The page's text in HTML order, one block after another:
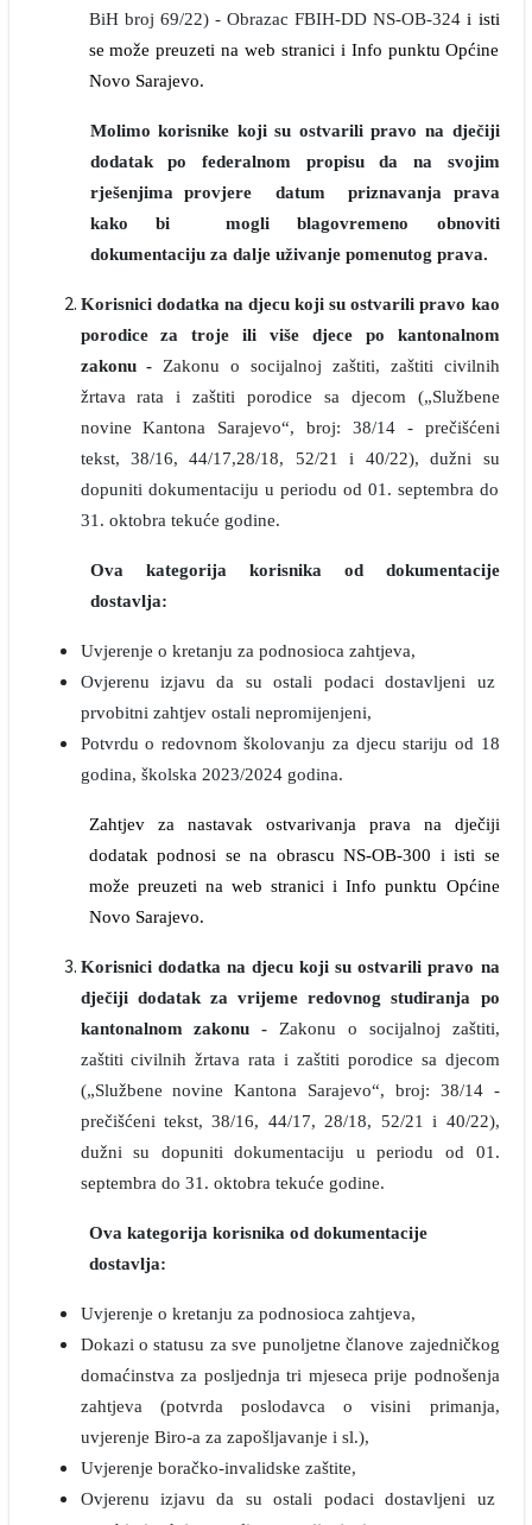
BiH broj 69/22) - Obrazac FBIH-DD NS-OB-324i isti
se može preuzeti na web stranici i Info punktu Općine
Novo Sarajevo.
Molimo korisnike koji su ostvarili pravo na dječiji
dodatak po federalnom propisu da na svojim
rješenjima provjere datum priznavanja prava
kako bi mogli blagovremeno obnoviti
dokumentaciju za dalje uživanje pomenutog prava.
Korisnici dodatka na djecu koji su ostvarili pravo kao
porodice za troje ili više djece po kantonalnom
zakonu -Zakonu o socijalnoj zaštiti, zaštiti civilnih
žrtava rata i zaštiti porodice sa djecom („Službene
novine Kantona Sarajevo“, broj: 38/14 - prečišćeni
tekst, 38/16, 44/17,28/18, 52/21 i 40/22), dužni su
dopuniti dokumentaciju u periodu od 01. septembra do
31. oktobra tekuće godine.
Ova kategorija korisnika od dokumentacije
dostavlja:
Uvjerenje o kretanju za podnosioca zahtjeva,
Ovjerenu izjavu da su ostali podaci dostavljeni uz
prvobitni zahtjev ostali nepromijenjeni,
Potvrdu o redovnom školovanju za djecu stariju od 18
godina, školska 2023/2024 godina.
Zahtjev za nastavak ostvarivanja prava na dječiji
dodatak podnosi se na obrascu NS-OB-300 i isti se
može preuzeti na web stranici i Info punktu Općine
Novo Sarajevo.
Korisnici dodatka na djecu koji su ostvarili pravo na
dječiji dodatak za vrijeme redovnog studiranja po
kantonalnom zakonu - Zakonu o socijalnoj zaštiti,
zaštiti civilnih žrtava rata i zaštiti porodice sa djecom
(„Službene novine Kantona Sarajevo“, broj: 38/14 -
prečišćeni tekst, 38/16, 44/17, 28/18, 52/21 i 40/22),
dužni su dopuniti dokumentaciju u periodu od 01.
septembra do 31. oktobra tekuće godine.
Ova kategorija korisnika od dokumentacije
dostavlja:
Uvjerenje o kretanju za podnosioca zahtjeva,
Dokazi o statusu za sve punoljetne članove zajedničkog
domaćinstva za posljednja tri mjeseca prije podnošenja
zahtjeva (potvrda poslodavca o visini primanja,
uvjerenje Biro-a za zapošljavanje i sl.),
Uvjerenje boračko-invalidske zaštite,
Ovjerenu izjavu da su ostali podaci dostavljeni uz